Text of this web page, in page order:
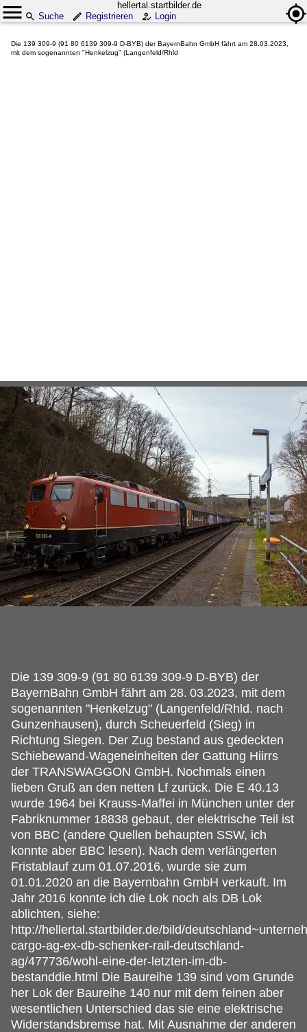
hellertal.startbilder.de
Suche
Registrieren Login
Die 139 309-9 (91 80 6139 309-9 D-BYB) der BayernBahn GmbH fährt am 28.03.2023,
mit dem sogenannten "Henkelzug" (Langenfeld/Rhld
Die 139 309-9 (91 80 6139 309-9 D-BYB) der
BayernBahn GmbH fährt am 28. 03.2023, mit dem
sogenannten "Henkelzug" (Langenfeld/Rhld. nach
Gunzenhausen), durch Scheuerfeld (Sieg) in
Richtung Siegen. Der Zug bestand aus gedeckten
Schiebewand-Wageneinheiten der Gattung Hiirrs
der TRANSWAGGON GmbH. Nochmals einen
lieben Gruß an den netten Lf zurück. Die E 40.13
wurde 1964 bei Krauss-Maffei in München unter der
Fabriknummer 18838 gebaut, der elektrische Teil ist
von BBC (andere Quellen behaupten SSW, ich
konnte aber BBC lesen). Nach dem verlängerten
Fristablauf zum 01.07.2016, wurde sie zum
01.01.2020 an die Bayernbahn GmbH verkauft. Im
Jahr 2016 konnte ich die Lok noch als DB Lok
ablichten, siehe:
http://hellertal.startbilder.de/bild/
cargo-ag-ex-db-schenker-rail-deutschland-
ag/477736/wohl-eine-der-letzten-im-db-
bestanddie.html Die Baureihe 139 sind vom Grunde
her Lok der Baureihe 140 nur mit dem feinen aber
wesentlichen Unterschied das sie eine elektrische
Widerstandsbremse hat. Mit Ausnahme der anderen